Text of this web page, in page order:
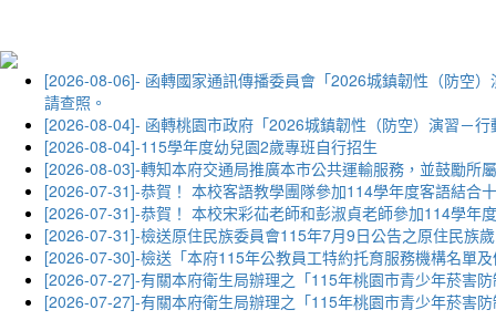
[2026-08-06]- 函轉國家通訊傳播委員會「2026城鎮韌性（防空
請查照。
[2026-08-04]- 函轉桃園市政府「2026城鎮韌性（防空）演習－
[2026-08-04]-115學年度幼兒園2歲專班自行招生
[2026-08-03]-轉知本府交通局推廣本市公共運輸服務，並鼓勵所
[2026-07-31]-恭賀！ 本校客語教學團隊參加114學年度客語結合
[2026-07-31]-恭賀！ 本校宋彩苮老師和彭淑貞老師參加114學年
[2026-07-31]-檢送原住民族委員會115年7月9日公告之原住民族
[2026-07-30]-檢送「本府115年公教員工特約托育服務機構名單
[2026-07-27]-有關本府衛生局辦理之「115年桃園市青少年菸害
[2026-07-27]-有關本府衛生局辦理之「115年桃園市青少年菸害